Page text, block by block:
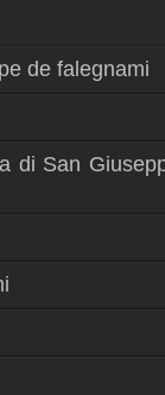
de falegnami
di San